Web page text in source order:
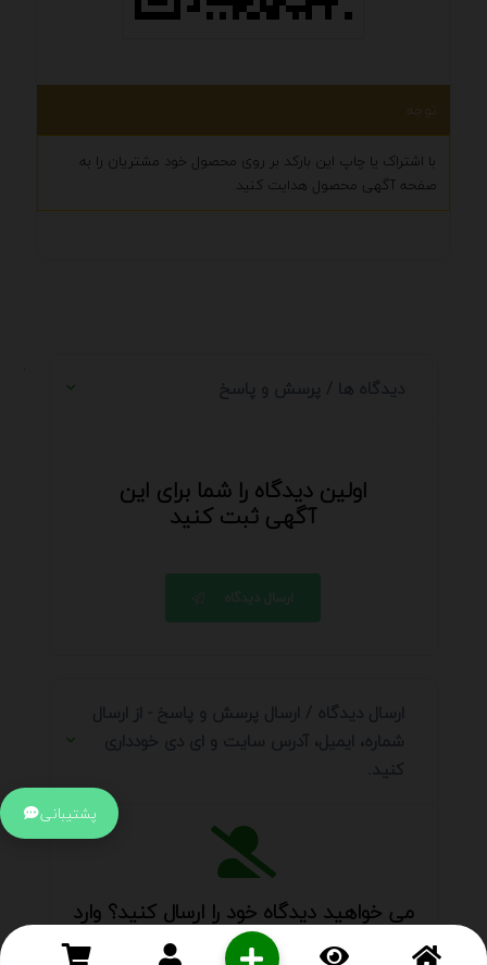
پشتیبانی
توجه
با اشتراک یا چاپ این بارکد بر روی محصول خود مشتریان را به
صفحه آگهی محصول هدایت کنید
دیدگاه ها / پرسش و پاسخ
اولین دیدگاه را شما برای این
آگهی ثبت کنید
ارسال دیدگاه
ارسال دیدگاه / ارسال پرسش و پاسخ - از ارسال
شماره، ایمیل، آدرس سایت و ای دی خودداری
کنید.
می خواهید دیدگاه خود را ارسال کنید؟ وارد
حساب کاربری خود شوید
.